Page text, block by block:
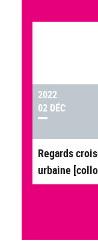
2022
02 DÉC
Regards
urbaine